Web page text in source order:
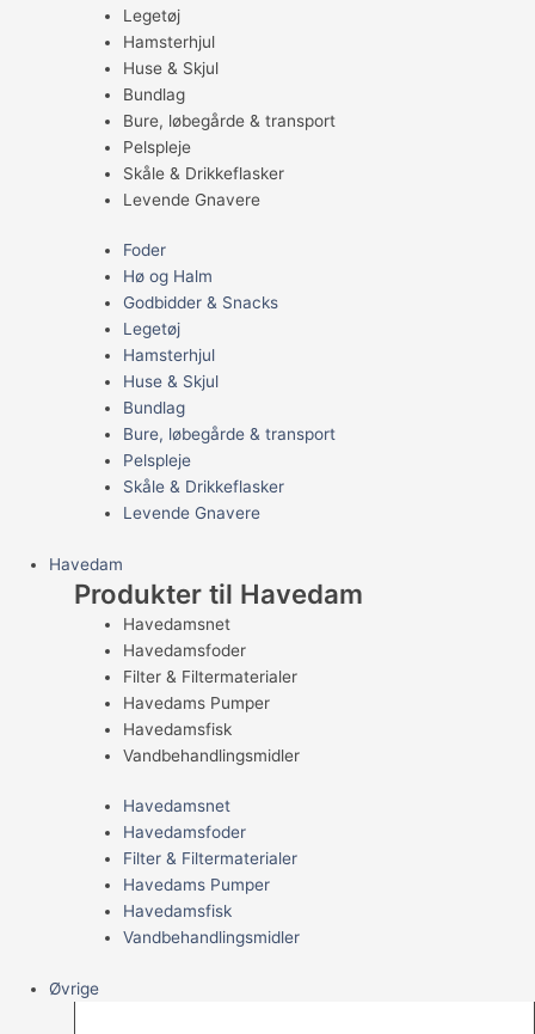
Legetøj
Hamsterhjul
Huse & Skjul
Bundlag
Bure, løbegårde & transport
Pelspleje
Skåle & Drikkeflasker
Levende Gnavere
Foder
Hø og Halm
Godbidder & Snacks
Legetøj
Hamsterhjul
Huse & Skjul
Bundlag
Bure, løbegårde & transport
Pelspleje
Skåle & Drikkeflasker
Levende Gnavere
Havedam
Produkter til Havedam
Havedamsnet
Havedamsfoder
Filter & Filtermaterialer
Havedams Pumper
Havedamsfisk
Vandbehandlingsmidler
Havedamsnet
Havedamsfoder
Filter & Filtermaterialer
Havedams Pumper
Havedamsfisk
Vandbehandlingsmidler
Øvrige